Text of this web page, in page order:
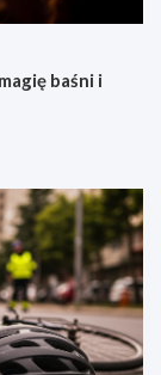
baśni i